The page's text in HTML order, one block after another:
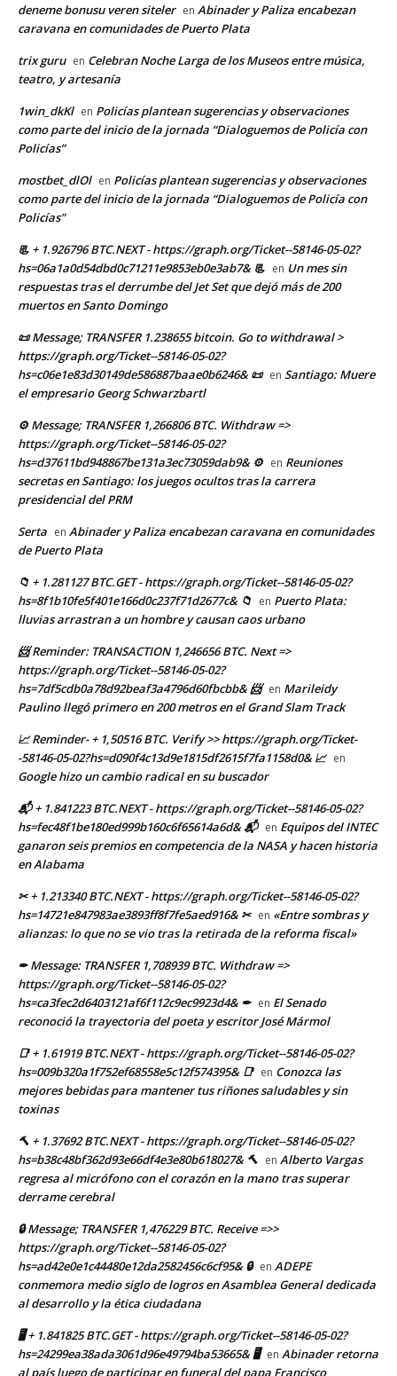
deneme bonusu veren siteler en Abinader y Paliza encabezan
caravana en comunidades de Puerto Plata
trix guru en Celebran Noche Larga de los Museos entre música,
teatro, y artesanía
1win_dkKl en Policías plantean sugerencias y observaciones
como parte del inicio de la jornada “Dialoguemos de Policía con
Policías”
mostbet_dlOl en Policías plantean sugerencias y observaciones
como parte del inicio de la jornada “Dialoguemos de Policía con
Policías”
📃 + 1.926796 BTC.NEXT - https://graph.org/Ticket--58146-05-02?
hs=06a1a0d54dbd0c71211e9853eb0e3ab7& 📃 en Un mes sin
respuestas tras el derrumbe del Jet Set que dejó más de 200
muertos en Santo Domingo
📜 Message; TRANSFER 1.238655 bitcoin. Go to withdrawal >
https://graph.org/Ticket--58146-05-02?
hs=c06e1e83d30149de586887baae0b6246& 📜 en Santiago: Muere
el empresario Georg Schwarzbartl
⚙ Message; TRANSFER 1,266806 BTC. Withdraw =>
https://graph.org/Ticket--58146-05-02?
hs=d37611bd948867be131a3ec73059dab9& ⚙ en Reuniones
secretas en Santiago: los juegos ocultos tras la carrera
presidencial del PRM
Serta en Abinader y Paliza encabezan caravana en comunidades
de Puerto Plata
📁 + 1.281127 BTC.GET - https://graph.org/Ticket--58146-05-02?
hs=8f1b10fe5f401e166d0c237f71d2677c& 📁 en Puerto Plata:
lluvias arrastran a un hombre y causan caos urbano
📨 Reminder: TRANSACTION 1,246656 BTC. Next =>
https://graph.org/Ticket--58146-05-02?
hs=7df5cdb0a78d92beaf3a4796d60fbcbb& 📨 en Marileidy
Paulino llegó primero en 200 metros en el Grand Slam Track
📈 Reminder- + 1,50516 BTC. Verify >> https://graph.org/Ticket-
-58146-05-02?hs=d090f4c13d9e1815df2615f7fa1158d0& 📈 en
Google hizo un cambio radical en su buscador
📬 + 1.841223 BTC.NEXT - https://graph.org/Ticket--58146-05-02?
hs=fec48f1be180ed999b160c6f65614a6d& 📬 en Equipos del INTEC
ganaron seis premios en competencia de la NASA y hacen historia
en Alabama
✂ + 1.213340 BTC.NEXT - https://graph.org/Ticket--58146-05-02?
hs=14721e847983ae3893ff8f7fe5aed916& ✂ en «Entre sombras y
alianzas: lo que no se vio tras la retirada de la reforma fiscal»
✒ Message: TRANSFER 1,708939 BTC. Withdraw =>
https://graph.org/Ticket--58146-05-02?
hs=ca3fec2d6403121af6f112c9ec9923d4& ✒ en El Senado
reconoció la trayectoria del poeta y escritor José Mármol
📑 + 1.61919 BTC.NEXT - https://graph.org/Ticket--58146-05-02?
hs=009b320a1f752ef68558e5c12f574395& 📑 en Conozca las
mejores bebidas para mantener tus riñones saludables y sin
toxinas
🔨 + 1.37692 BTC.NEXT - https://graph.org/Ticket--58146-05-02?
hs=b38c48bf362d93e66df4e3e80b618027& 🔨 en Alberto Vargas
regresa al micrófono con el corazón en la mano tras superar
derrame cerebral
🔒 Message; TRANSFER 1,476229 BTC. Receive =>>
https://graph.org/Ticket--58146-05-02?
hs=ad42e0e1c44480e12da2582456c6cf95& 🔒 en ADEPE
conmemora medio siglo de logros en Asamblea General dedicada
al desarrollo y la ética ciudadana
🖥 + 1.841825 BTC.GET - https://graph.org/Ticket--58146-05-02?
hs=24299ea38ada3061d96e49794ba53665& 🖥 en Abinader retorna
al país luego de participar en funeral del papa Francisco